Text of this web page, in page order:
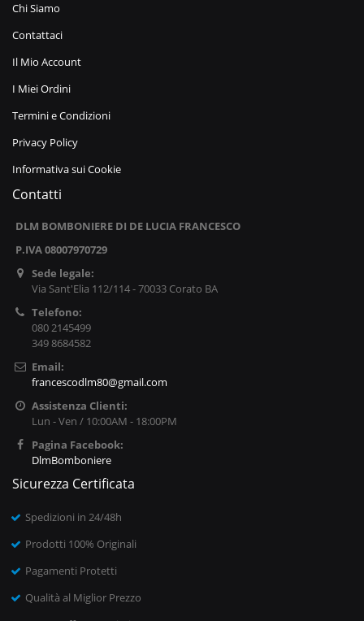
Chi Siamo
Contattaci
Il Mio Account
I Miei Ordini
Termini e Condizioni
Privacy Policy
Informativa sui Cookie
Contatti
DLM BOMBONIERE DI DE LUCIA FRANCESCO
P.IVA 08007970729
Sede legale:
Via Sant'Elia 112/114 - 70033 Corato BA
Telefono:
080 2145499
349 8684582
Email:
francescodlm80@gmail.com
Assistenza Clienti:
Lun - Ven / 10:00AM - 18:00PM
Pagina Facebook:
DlmBomboniere
Sicurezza Certificata
Spedizioni in 24/48h
Prodotti 100% Originali
Pagamenti Protetti
Qualità al Miglior Prezzo